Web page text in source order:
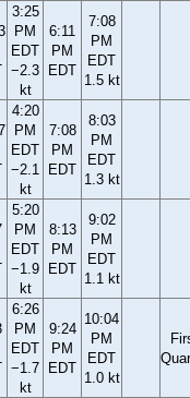
3:25
PM
EDT
−2.3
kt
6:11
PM
EDT
7:08
PM
EDT
1.5 kt
4:20
PM
EDT
−2.1
kt
7:08
PM
EDT
8:03
PM
EDT
1.3 kt
5:20
PM
EDT
−1.9
kt
8:13
PM
EDT
9:02
PM
EDT
1.1 kt
6:26
PM
EDT
−1.7
kt
9:24
PM
EDT
10:04
PM
EDT
1.0 kt